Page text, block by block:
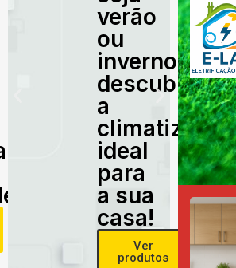
verão
ou
inverno,
descubra
a
climatização
ideal
para
a sua
casa!
Ver
produtos